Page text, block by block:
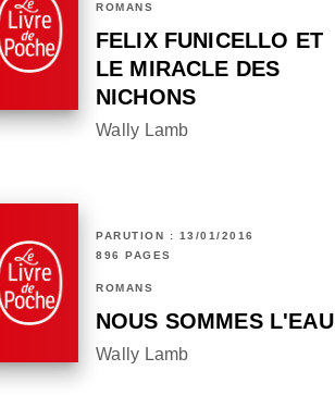
ROMANS
FELIX FUNICELLO ET
LE MIRACLE DES
NICHONS
Wally Lamb
PARUTION : 13/01/2016
896 PAGES
ROMANS
NOUS SOMMES L'EAU
Wally Lamb